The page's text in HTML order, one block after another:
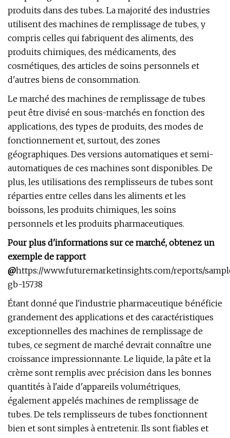
produits dans des tubes. La majorité des industries
utilisent des machines de remplissage de tubes, y
compris celles qui fabriquent des aliments, des
produits chimiques, des médicaments, des
cosmétiques, des articles de soins personnels et
d'autres biens de consommation.
Le marché des machines de remplissage de tubes
peut être divisé en sous-marchés en fonction des
applications, des types de produits, des modes de
fonctionnement et, surtout, des zones
géographiques. Des versions automatiques et semi-
automatiques de ces machines sont disponibles. De
plus, les utilisations des remplisseurs de tubes sont
réparties entre celles dans les aliments et les
boissons, les produits chimiques, les soins
personnels et les produits pharmaceutiques.
Pour plus d'informations sur ce marché, obtenez un
exemple de rapport
@https://www.futuremarketinsights.com/reports/
gb-15738
Étant donné que l'industrie pharmaceutique bénéficie
grandement des applications et des caractéristiques
exceptionnelles des machines de remplissage de
tubes, ce segment de marché devrait connaître une
croissance impressionnante. Le liquide, la pâte et la
crème sont remplis avec précision dans les bonnes
quantités à l'aide d'appareils volumétriques,
également appelés machines de remplissage de
tubes. De tels remplisseurs de tubes fonctionnent
bien et sont simples à entretenir. Ils sont fiables et